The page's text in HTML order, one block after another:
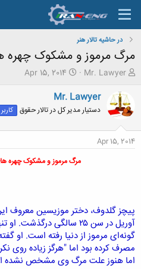
در حاشیه تالار هنر
مرگ مرموز و مشکوک چهره
ش
و
ع
ک
ع
Mr. Lawyer
ت
ر
ی
خ
ع
Apr 15, 2014
Mr. Lawyer
دستیار مدیر کل در تالار حقوق
Apr 15, 2014
مرگ مرموز و مشکوک چهره
پیچز گلدوف، دختر موزیسین معروف
آوریل در سن ۲۵ سالگی
گونه‌ای مرموز از دنیا رفته است. او
مصرف کرده بود اما "هرگز زیاده روی
اما هنوز علت مرگ وی مشخص نشده